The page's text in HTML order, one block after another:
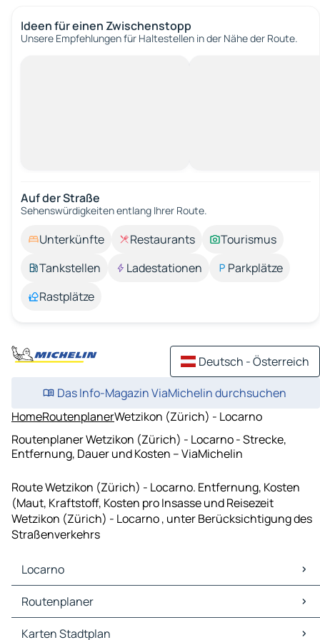
Ideen für einen Zwischenstopp
Unsere Empfehlungen für Haltestellen in der Nähe der Route.
Auf der Straße
Sehenswürdigkeiten entlang Ihrer Route.
Unterkünfte Restaurants
Tourismus
Tankstellen
Ladestationen
Parkplätze
Rastplätze
Deutsch - Österreich
Das Info-Magazin ViaMichelin durchsuchen
HomeRoutenplanerWetzikon (Zürich) - Locarno
Routenplaner Wetzikon (Zürich) - Locarno - Strecke,
Entfernung, Dauer und Kosten – ViaMichelin
Route Wetzikon (Zürich) - Locarno. Entfernung, Kosten
(Maut, Kraftstoff, Kosten pro Insasse und Reisezeit
Wetzikon (Zürich) - Locarno , unter Berücksichtigung des
Straßenverkehrs
Locarno
Locarno Karten Stadtplan
Locarno Verkehr
Locarno Hotels
Routenplaner
Routenplaner Locarno - Lugano
Karten Stadtplan